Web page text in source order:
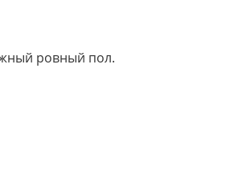
ровный пол.